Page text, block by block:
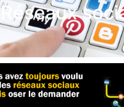
Réseaux